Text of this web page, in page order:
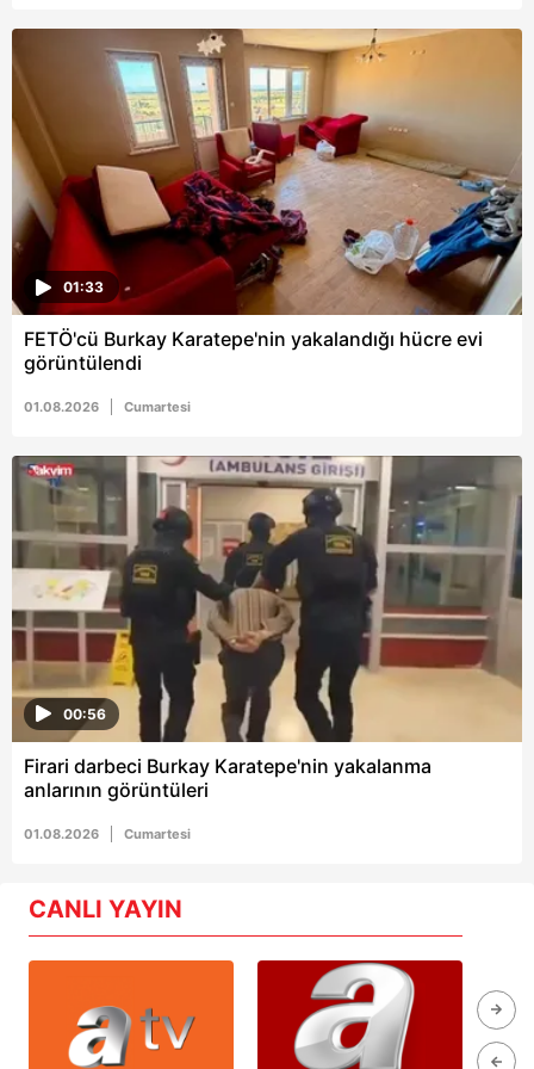
6698 sayılı Kişisel Verilerin Korunması Kanunu uyarınca
hazırlanmış Aydınlatma Metnimizi okumak ve sitemizde
ilgili mevzuata uygun olarak kullanılan çerezlerle ilgili bilgi
almak için lütfentıklayınız.
01:33
FETÖ'cü Burkay Karatepe'nin yakalandığı hücre evi
görüntülendi
01.08.2026 Cumartesi
00:56
Firari darbeci Burkay Karatepe'nin yakalanma
anlarının görüntüleri
01.08.2026 Cumartesi
CANLI YAYIN